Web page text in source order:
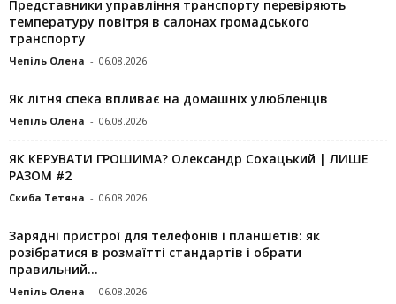
Представники управління транспорту перевіряють
температуру повітря в салонах громадського
транспорту
Чепіль Олена - 06.08.2026
Як літня спека впливає на домашніх улюбленців
Чепіль Олена - 06.08.2026
ЯК КЕРУВАТИ ГРОШИМА? Олександр Сохацький | ЛИШЕ
РАЗОМ #2
Скиба Тетяна - 06.08.2026
Зарядні пристрої для телефонів і планшетів: як
розібратися в розмаїтті стандартів і обрати
правильний...
Чепіль Олена - 06.08.2026